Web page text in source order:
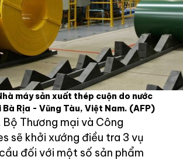
máy sản xuất thép cuộn do nước
Rịa - Vũng Tàu, Việt Nam. (AFP)
Thương mại và Công
sẽ khởi xướng điều tra 3 vụ
đối với một số sản phẩm